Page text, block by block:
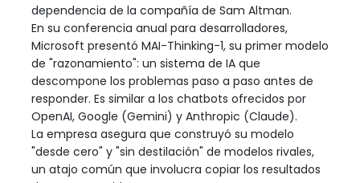
dependencia de la compañía de Sam Altman.
En su conferencia anual para desarrolladores,
Microsoft presentó MAI-Thinking-1, su primer modelo
de "razonamiento": un sistema de IA que
descompone los problemas paso a paso antes de
responder. Es similar a los chatbots ofrecidos por
OpenAI, Google (Gemini) y Anthropic (Claude).
La empresa asegura que construyó su modelo
"desde cero" y "sin destilación" de modelos rivales,
un atajo común que involucra copiar los resultados